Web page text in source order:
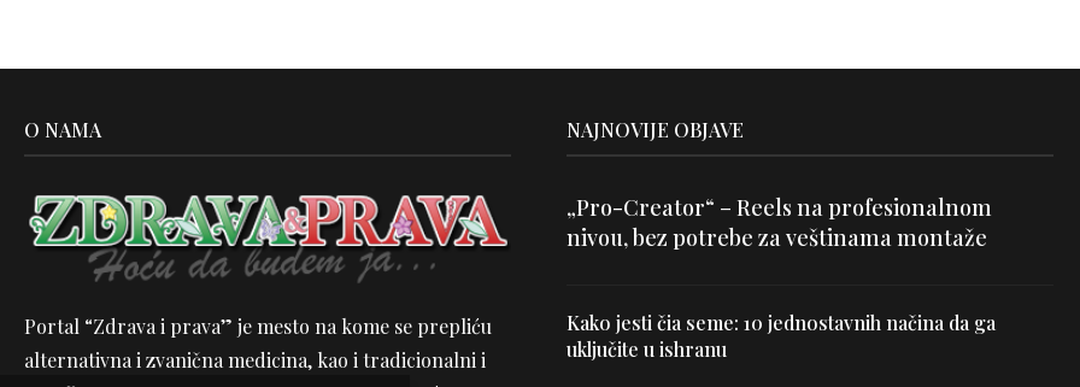
O NAMA
Portal “Zdrava i prava” je mesto na kome se prepliću
alternativna i zvanična medicina, kao i tradicionalni i
NAJNOVIJE OBJAVE
„Pro-Creator“ – Reels na profesionalnom
nivou, bez potrebe za veštinama montaže
Kako jesti čia seme: 10 jednostavnih načina da ga
uključite u ishranu